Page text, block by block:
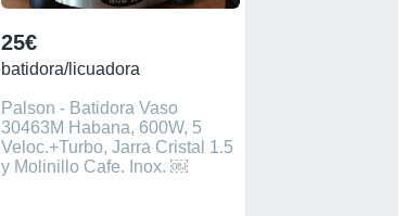
25€
batidora/licuadora
Palson - Batidora Vaso
30463M Habana, 600W, 5
Veloc.+Turbo, Jarra Cristal 1.5
y Molinillo Cafe. Inox. ￼